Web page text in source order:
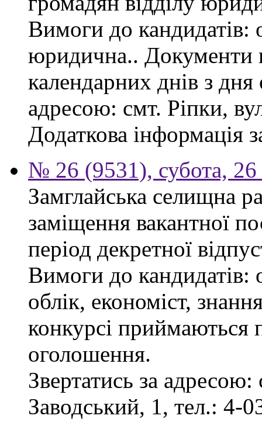
Вимоги до кандидатів:
юридична.. Документи
календарних днів з
адресою: смт. Ріпки,
Додаткова інформація
№ 26 (9531), субота, 26
Замглайська селищна
заміщення вакантної
період декретної
Вимоги до кандидатів:
облік, економіст,
конкурсі приймаються
оголошення.
Звертатись за
Заводський, 1, тел.: 4-